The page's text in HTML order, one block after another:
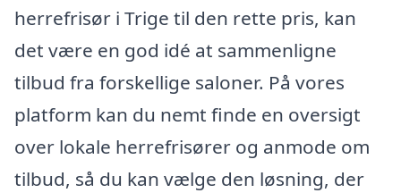
herrefrisør i Trige til den rette pris, kan
det være en god idé at sammenligne
tilbud fra forskellige saloner. På vores
platform kan du nemt finde en oversigt
over lokale herrefrisører og anmode om
tilbud, så du kan vælge den løsning, der